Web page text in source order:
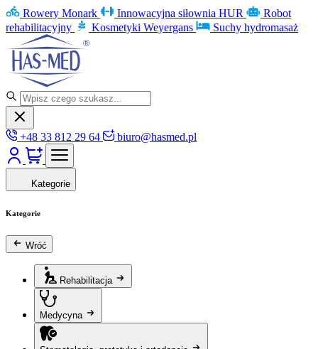
Rowery Monark Innowacyjna siłownia HUR
Robot
rehabilitacyjny
Kosmetyki Weyergans Suchy hydromasaż
+48 33 812 29 64 biuro@hasmed.pl
Kategorie
Kategorie
Wróć
Rehabilitacja
Medycyna